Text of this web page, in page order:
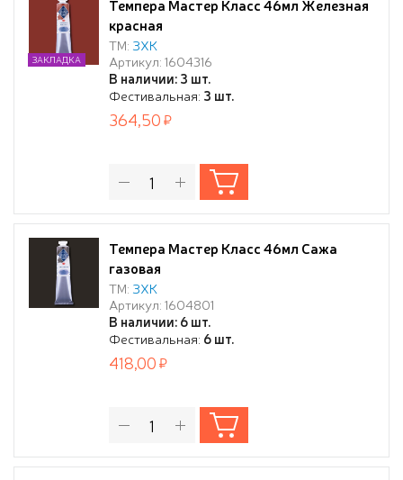
Темпера Мастер Класс 46мл Железная
красная
ТМ: ЗХК
Артикул: 1604316
В наличии: 3 шт.
Фестивальная: 3 шт.
ЗАКЛАДКА
364,50
Темпера Мастер Класс 46мл Сажа
газовая
ТМ: ЗХК
Артикул: 1604801
В наличии: 6 шт.
Фестивальная: 6 шт.
418,00